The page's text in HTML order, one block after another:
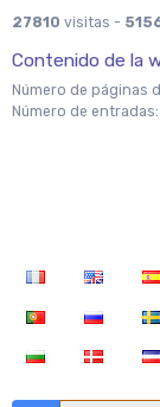
27810 visitas -
Contenido de la
Número de páginas
Número de entradas: